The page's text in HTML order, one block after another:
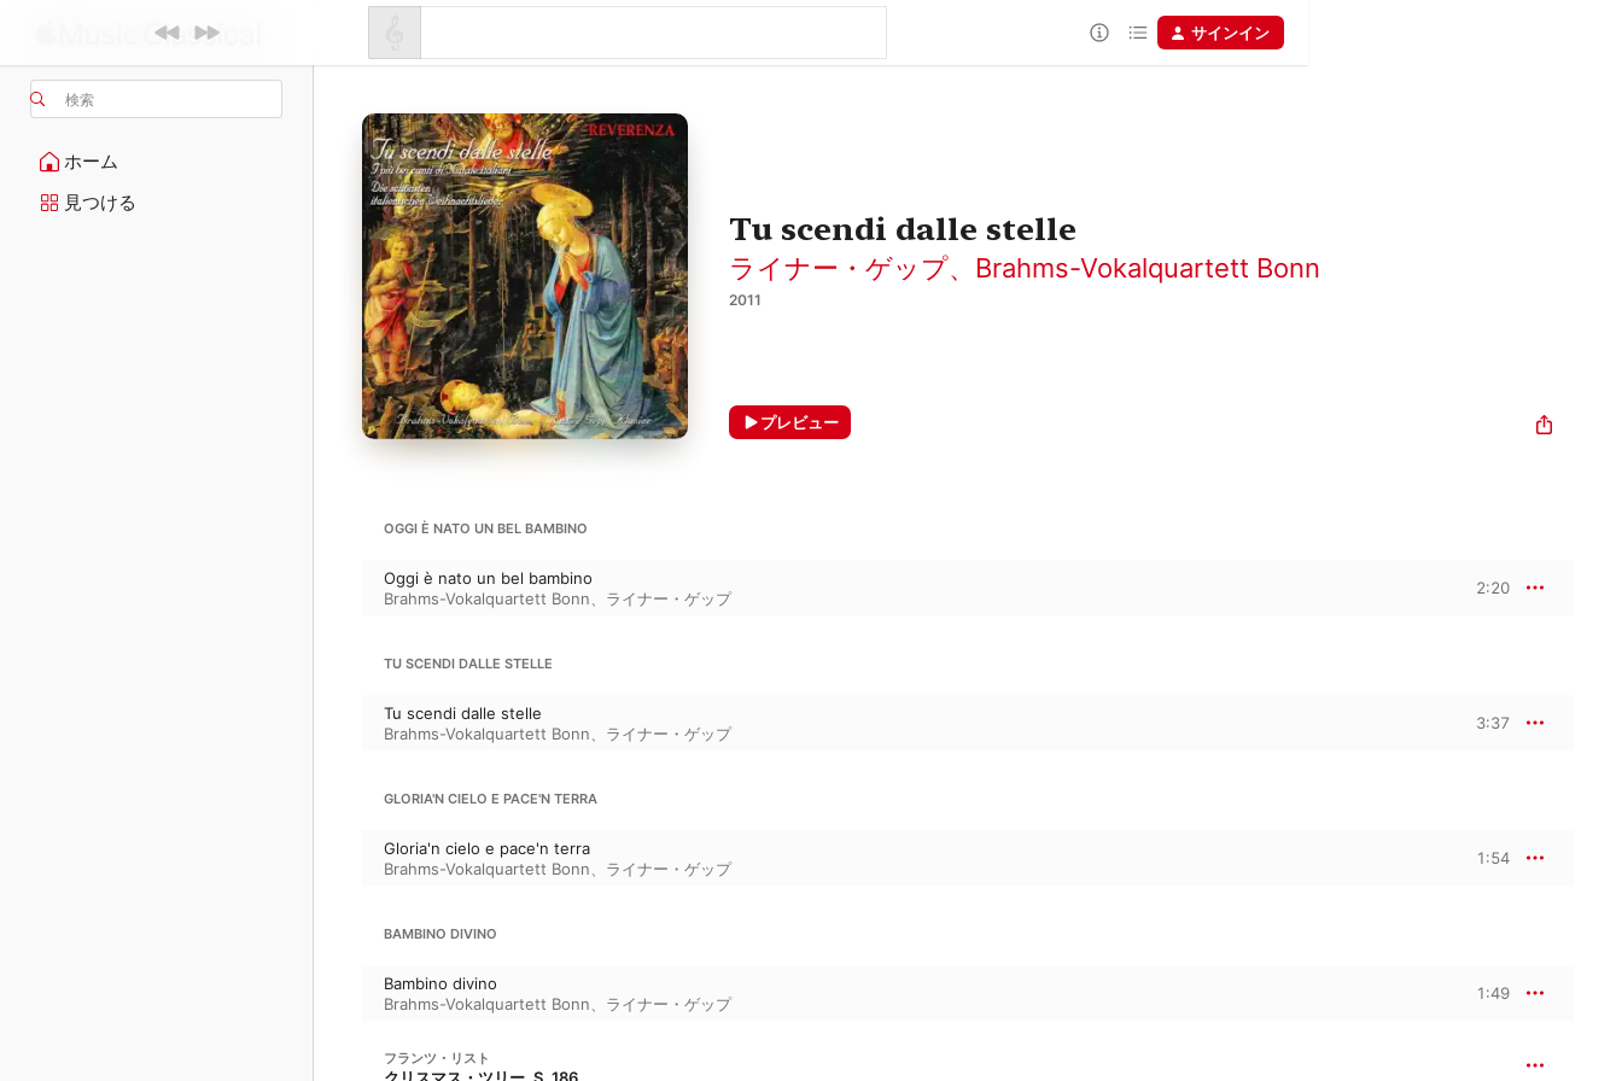
検索
ホーム
見つける
サインイン
Tu scendi dalle stelle
ライナー・ゲップ、 Brahms-Vokalquartett Bonn
2011
プレビュー
OGGI È NATO UN BEL BAMBINO
Oggi è nato un bel bambino
Brahms-Vokalquartett Bonn
ライナー・ゲップ
2:20
TU SCENDI DALLE STELLE
Tu scendi dalle stelle
Brahms-Vokalquartett Bonn
ライナー・ゲップ
3:37
GLORIA'N CIELO E PACE'N TERRA
Gloria'n cielo e pace'n terra
Brahms-Vokalquartett Bonn
ライナー・ゲップ
1:54
BAMBINO DIVINO
Bambino divino
Brahms-Vokalquartett Bonn
ライナー・ゲップ
1:49
フランツ・リスト